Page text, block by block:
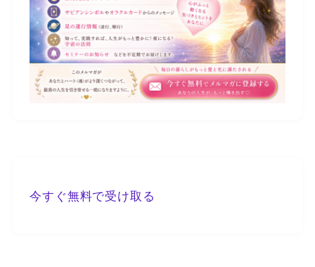
今すぐ無料で受け取る